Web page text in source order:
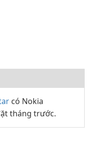
có Nokia
tháng trước.